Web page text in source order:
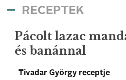
RECEPTEK
Pácolt lazac
és banánnal
Tivadar György receptje